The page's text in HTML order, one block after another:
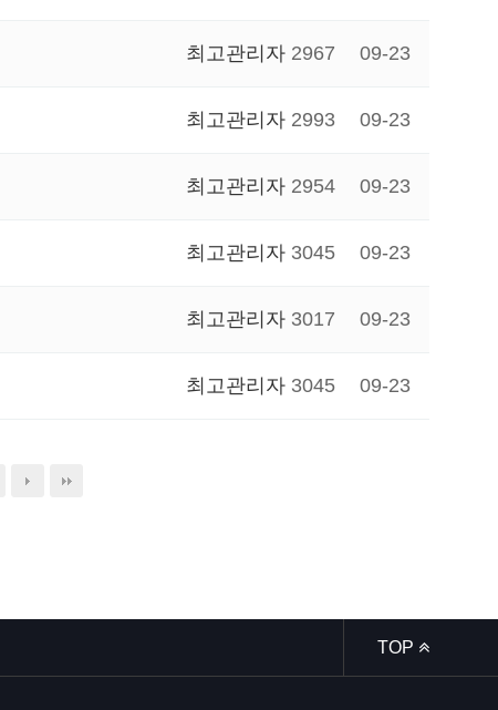
최고관리자 2967 09-23
최고관리자 2993 09-23
최고관리자 2954 09-23
최고관리자 3045 09-23
최고관리자 3017 09-23
최고관리자 3045 09-23
TOP